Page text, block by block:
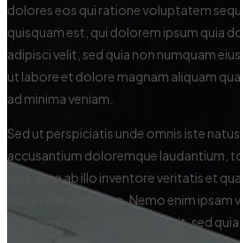
dolores eos qui ratione voluptatem
quisquam est, qui dolorem ipsum quia
adipisci velit, sed quia non numquam
ut labore et dolore magnam aliquam
ad minima veniam.
Sed ut perspiciatis unde omnis iste
accusantium doloremque laudantium,
ipsa quae ab illo inventore veritatis et
dicta sunt explicabo. Nemo enim
sit aspernatur aut odit aut fugit, sed